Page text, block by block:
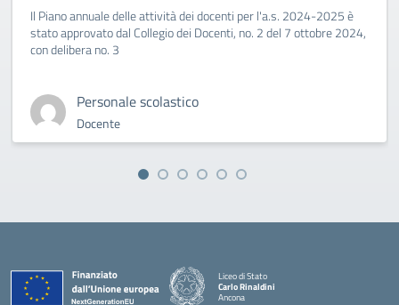
Il Piano annuale delle attività dei docenti per l'a.s. 2024-2025 è
stato approvato dal Collegio dei Docenti, no. 2 del 7 ottobre 2024,
con delibera no. 3
Personale scolastico
Docente
Liceo di Stato
Carlo Rinaldini
Ancona